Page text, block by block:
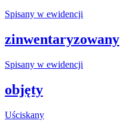
Spisany w ewidencji
zinwentaryzowany
Spisany w ewidencji
objęty
Uściskany